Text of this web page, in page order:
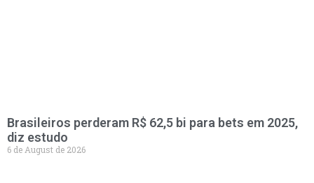
Brasileiros perderam R$ 62,5 bi para bets em 2025,
diz estudo
6 de August de 2026